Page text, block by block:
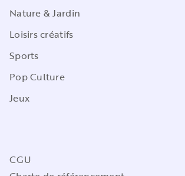
Nature & Jardin
Loisirs créatifs
Sports
Pop Culture
Jeux
CGU